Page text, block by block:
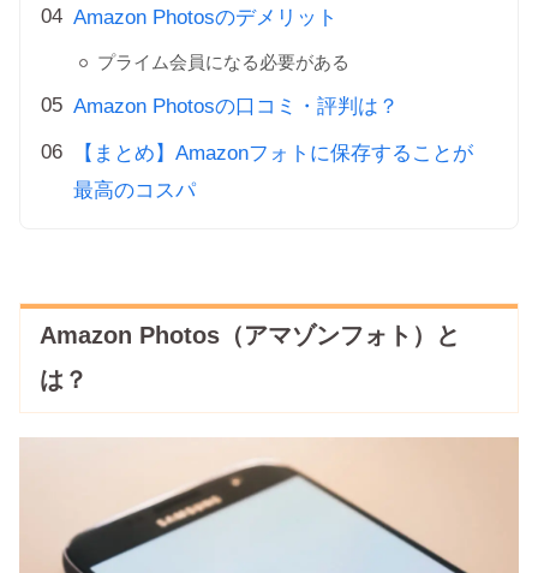
Amazon Photosのデメリット
プライム会員になる必要がある
Amazon Photosの口コミ・評判は？
【まとめ】Amazonフォトに保存することが
最高のコスパ
Amazon Photos（アマゾンフォト）と
は？